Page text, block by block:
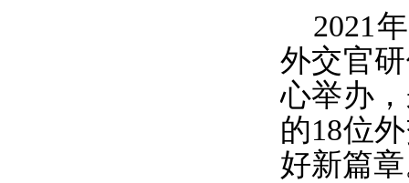
2021年
外交官
心举办
的18位
好新篇